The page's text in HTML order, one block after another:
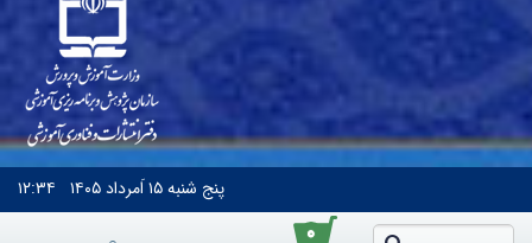
پنج شنبه۱۵ اَمرداد ۱۴۰۵ ۱۲:۳۴
۰